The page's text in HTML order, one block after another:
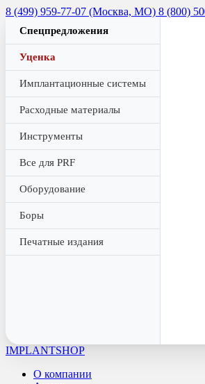
8 (499) 959-77-07 (Москва, МО) 8 (800)
Спецпредложения
Уценка
Имплантационные системы
Расходные материалы
Инструменты
Все для PRF
Оборудование
Боры
Печатные издания
IMPLANTSHOP
О компании